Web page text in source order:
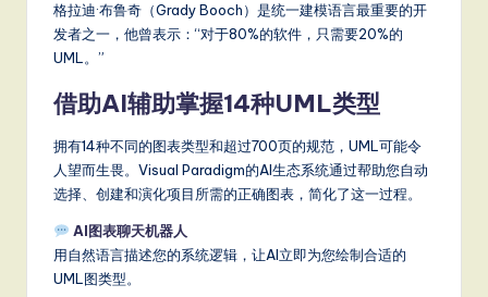
格拉迪·布鲁奇（Grady Booch）是统一建模语言最重要的开
发者之一，他曾表示：“对于80%的软件，只需要20%的
UML。”
借助AI辅助掌握14种UML类型
拥有14种不同的图表类型和超过700页的规范，UML可能令
人望而生畏。Visual Paradigm的AI生态系统通过帮助您自动
选择、创建和演化项目所需的正确图表，简化了这一过程。
AI图表聊天机器人
用自然语言描述您的系统逻辑，让AI立即为您绘制合适的
UML图类型。